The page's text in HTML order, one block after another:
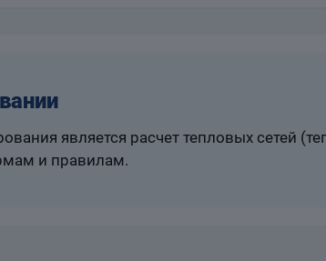
является расчет тепловых сетей
и правилам.